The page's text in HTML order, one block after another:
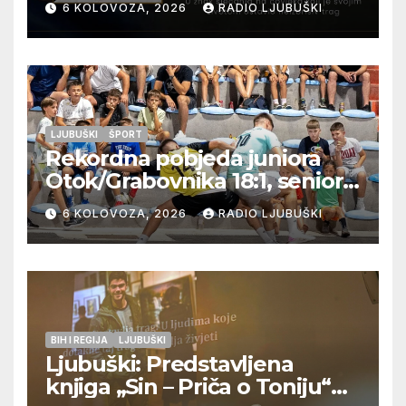
6 KOLOVOZA, 2026 RADIO LJUBUŠKI
LJUBUŠKI ŠPORT
Rekordna pobjeda juniora
Otok/Grabovnika 18:1, seniori
Pregrađa u četvrtfinalu,
Veljaci i Cerno/Crnopod u
doigravanju, Grljevići završili
natjecanje
6 KOLOVOZA, 2026 RADIO LJUBUŠKI
BIH I REGIJA LJUBUŠKI
Ljubuški: Predstavljena
knjiga „Sin – Priča o Toniju“